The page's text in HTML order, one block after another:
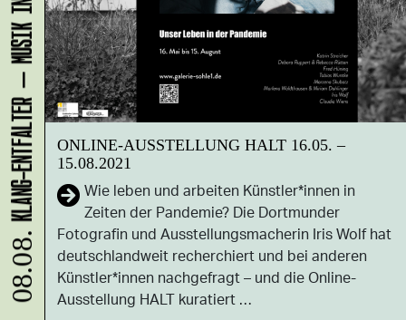
ONLINE-AUSSTELLUNG HALT 16.05. –
15.08.2021
Wie leben und arbeiten Künstler*innen in
Zeiten der Pandemie? Die Dortmunder
Fotografin und Ausstellungsmacherin Iris Wolf hat
deutschlandweit recherchiert und bei anderen
Künstler*innen nachgefragt – und die Online-
Ausstellung HALT kuratiert …
08.08.